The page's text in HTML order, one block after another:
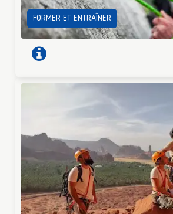
FORMER ET ENTRAÎNER